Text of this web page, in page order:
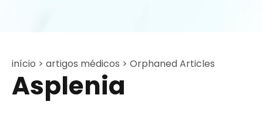
início > artigos médicos > Orphaned Articles
Asplenia